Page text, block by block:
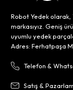
Robot Yedek olarak,
markasıyız. Geniş
uyumlu yedek
Adres: Ferhatpaşa
Telefon &
Satış &